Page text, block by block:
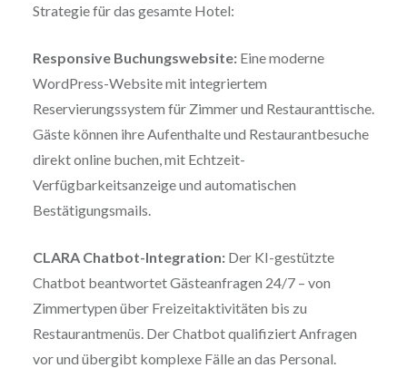
Strategie für das gesamte Hotel:
Responsive Buchungswebsite:Eine moderne
WordPress-Website mit integriertem
Reservierungssystem für Zimmer und Restauranttische.
Gäste können ihre Aufenthalte und Restaurantbesuche
direkt online buchen, mit Echtzeit-
Verfügbarkeitsanzeige und automatischen
Bestätigungsmails.
CLARA Chatbot-Integration:Der KI-gestützte
Chatbot beantwortet Gästeanfragen 24/7 – von
Zimmertypen über Freizeitaktivitäten bis zu
Restaurantmenüs. Der Chatbot qualifiziert Anfragen
vor und übergibt komplexe Fälle an das Personal.